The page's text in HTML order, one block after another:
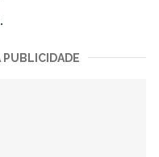
PUBLICIDADE